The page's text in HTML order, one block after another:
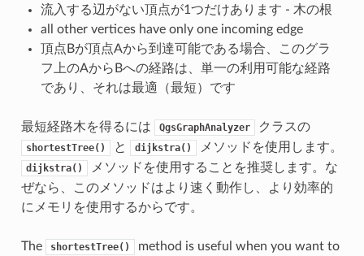
流入する辺がない頂点が1つだけあります - 木の根
all other vertices have only one incoming edge
頂点Bが頂点Aから到達可能である場合、このグラ
フ上のAからBへの経路は、単一の利用可能な経路
であり、それは最適（最短）です
最短経路木を得るには QgsGraphAnalyzer クラスの
shortestTree() と dijkstra() メソッドを使用します。
dijkstra()
メソッドを使用することを推奨します。な
ぜなら、このメソッドはより速く動作し、より効率的
にメモリを使用するからです。
The shortestTree()
method is useful when you want to